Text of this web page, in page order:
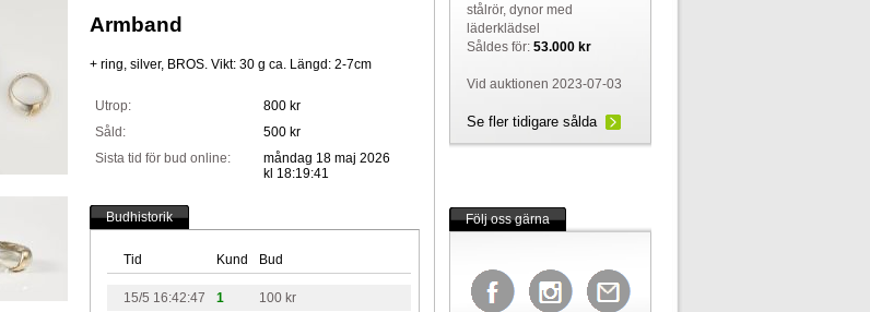
Armband
+ ring, silver, BROS. Vikt: 30 g ca. Längd: 2-7cm
Utrop:
800 kr
Såld:
500 kr
Sista tid för bud online:
måndag 18 maj 2026
kl 18:19:41
Budhistorik
Tid Kund Bud
15/5 16:42:47 1
100 kr
stålrör, dynor med
läderklädsel
Såldes för: 53.000 kr
Vid auktionen 2023-07-03
Se fler tidigare sålda
Följ oss gärna